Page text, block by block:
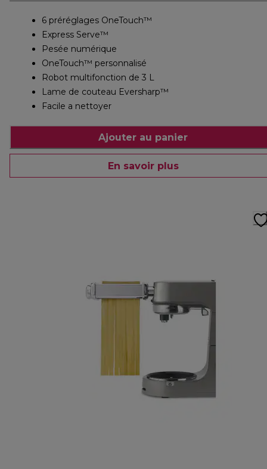
6 préréglages OneTouch™
Express Serve™
Pesée numérique
OneTouch™ personnalisé
Robot multifonction de 3 L
Lame de couteau Eversharp™
Facile a nettoyer
Ajouter au panier
En savoir plus